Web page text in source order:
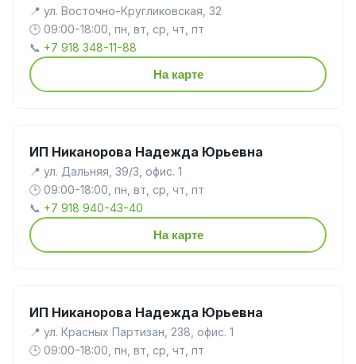
📍 ул. Восточно-Кругликовская, 32
🕒 09:00-18:00, пн, вт, ср, чт, пт
📞 +7 918 348-11-88
На карте
ИП Никанорова Надежда Юрьевна
📍 ул. Дальняя, 39/3, офис. 1
🕒 09:00-18:00, пн, вт, ср, чт, пт
📞 +7 918 940-43-40
На карте
ИП Никанорова Надежда Юрьевна
📍 ул. Красных Партизан, 238, офис. 1
🕒 09:00-18:00, пн, вт, ср, чт, пт